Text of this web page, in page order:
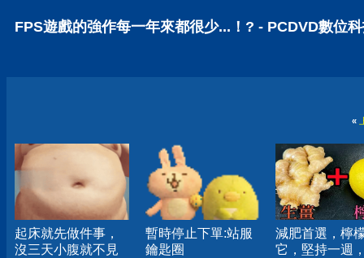
FPS遊戲的強作每一年來都很少...！? - PCDVD數位
«
起床就先做件事，
沒三天小腹就不見
暫時停止下單:站服
鑰匙圈
減肥首選，檸
它，堅持一週